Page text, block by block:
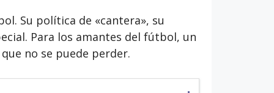
Su política de «cantera», su
Para los amantes del fútbol, ​​un
no se puede perder.